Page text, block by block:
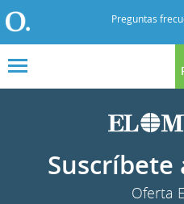
Preguntas
Suscríbete
Oferta